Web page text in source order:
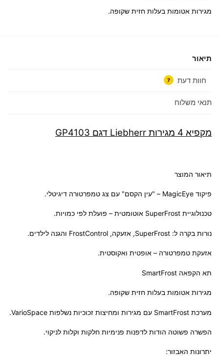
מגירות אטומות בעלות חזית שקופה.
תיאור
חוות דעת 7
תנאי משלוח
מקפיא 4 מגירות Liebherr דגם GP4103
תיאור המוצר
פיקוד MagicEye – "עין הקסם" עם צג טמפרטורה דיגיטלי.
טכנולוגיית SuperFrost אוטומטית – פועלת לפי כמויות.
נורות בקרה ל: SuperFrost, אזעקה, FrostControl והגנה לילדים.
אזעקת טמפרטורה – אופטית ואקוסטית.
תא הקפאה SmartFrost
מגירות אטומות בעלות חזית שקופה.
מערכת SmartFrost עם מגירות ומחיצות זכוכיות נשלפות VarioSpace.
הפשרה פשוטה הודות לדפנות פנימיות חלקות וקלות לניקוי.
יתרונות האבזור: